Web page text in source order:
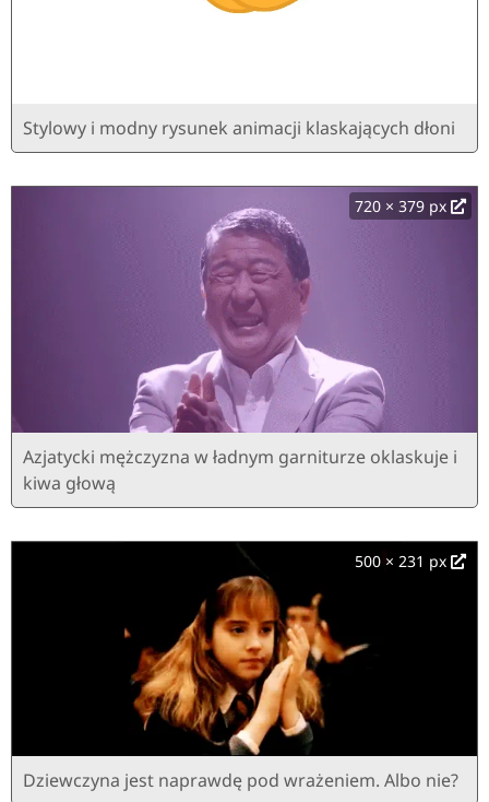
Stylowy i modny rysunek animacji klaskających dłoni
720 × 379 px
Azjatycki mężczyzna w ładnym garniturze oklaskuje i
kiwa głową
500 × 231 px
Dziewczyna jest naprawdę pod wrażeniem. Albo nie?